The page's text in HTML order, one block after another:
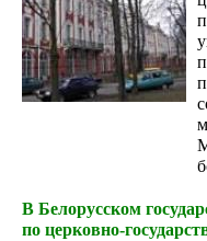
В Белорусском
по церковно-